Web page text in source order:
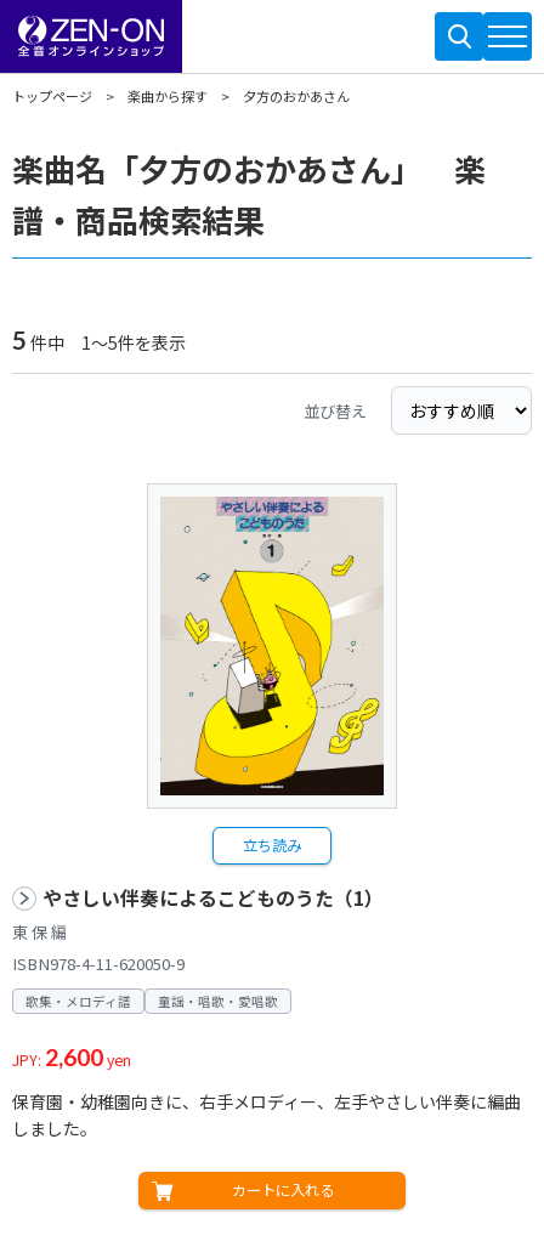
トップページ 楽曲から探す 夕方のおかあさん
楽曲名「夕方のおかあさん」 楽
譜・商品検索結果
5 件中 1～5件を表示
並び替え
立ち読み
やさしい伴奏によるこどものうた（1）
東 保 編
ISBN978-4-11-620050-9
歌集・メロディ譜 童謡・唱歌・愛唱歌
JPY: 2,600yen
保育園・幼稚園向きに、右手メロディー、左手やさしい伴奏に編曲
しました。
カートに入れる